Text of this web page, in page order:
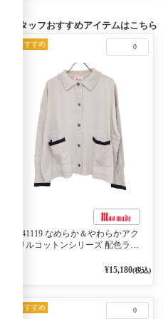
スタッフおすすめアイテムはこちら
0
おすすめ
541119 なめらか＆やわらかアク
リルコットンシリーズ 配色ライ
ン 10ベージュ×ネイビー¥15,180(税込)
0
おすすめ